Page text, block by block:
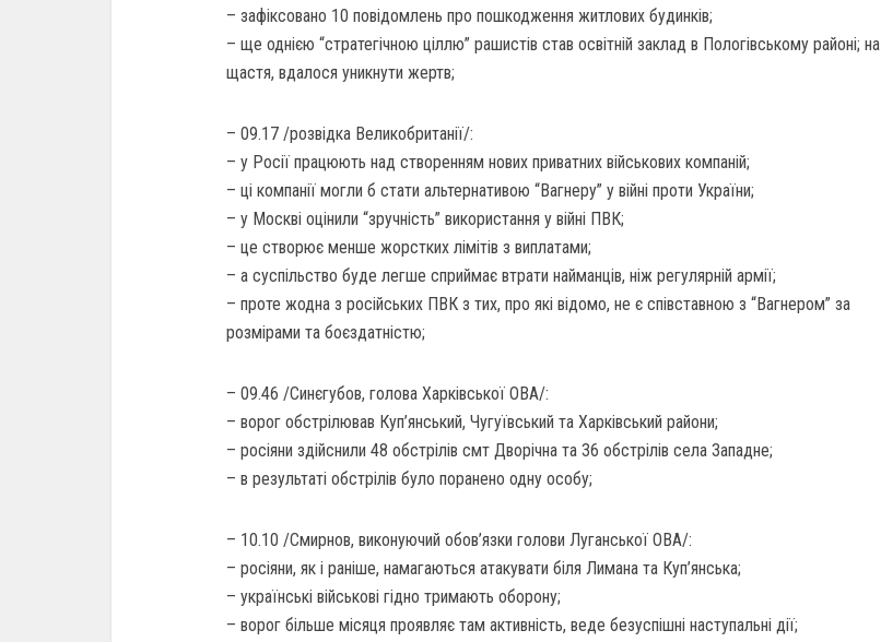
– зафіксовано 10 повідомлень про пошкодження житлових будинків;
– ще однією “стратегічною ціллю” рашистів став освітній заклад в Пологівському районі; на
щастя, вдалося уникнути жертв;
– 09.17 /розвідка Великобританії/:
– у Росії працюють над створенням нових приватних військових компаній;
– ці компанії могли б стати альтернативою “Вагнеру” у війні проти України;
– у Москві оцінили “зручність” використання у війні ПВК;
– це створює менше жорстких лімітів з виплатами;
– а суспільство буде легше сприймає втрати найманців, ніж регулярній армії;
– проте жодна з російських ПВК з тих, про які відомо, не є співставною з “Вагнером” за
розмірами та боєздатністю;
– 09.46 /Синєгубов, голова Харківської ОВА/:
– ворог обстрілював Куп’янський, Чугуївський та Харківський райони;
– росіяни здійснили 48 обстрілів смт Дворічна та 36 обстрілів села Западне;
– в результаті обстрілів було поранено одну особу;
– 10.10 /Смирнов, виконуючий обов’язки голови Луганської ОВА/:
– росіяни, як і раніше, намагаються атакувати біля Лимана та Куп’янська;
– українські військові гідно тримають оборону;
– ворог більше місяця проявляє там активність, веде безуспішні наступальні дії;